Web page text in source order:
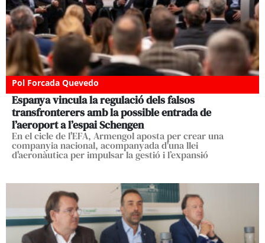
Pol Forcada Quevedo
Espanya vincula la regulació dels falsos
transfronterers amb la possible entrada de
l’aeroport a l’espai Schengen
En el cicle de l'EFA, Armengol aposta per crear una
companyia nacional, acompanyada d'una llei
d'aeronàutica per impulsar la gestió i l’expansió